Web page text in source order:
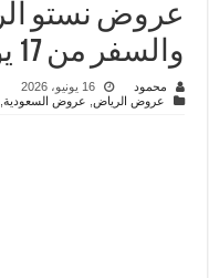
عروض نستو
والسفر من 17 يونيو حتى 23 يونيو 2026
محمود
16 يونيو، 2026
عروض الرياض, عروض السعودية,